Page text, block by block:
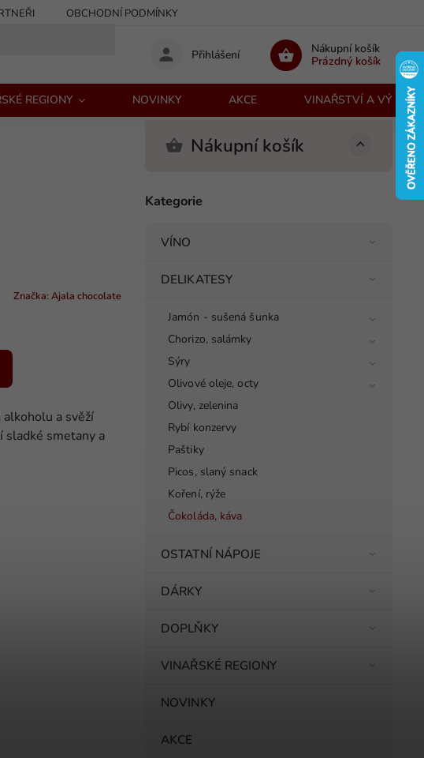
OBCHODNÍ PODMÍNKY
Nákupní košík
Prázdný košík
Přihlášení
REGIONY NOVINKY AKCE VINAŘSTVÍ A
Nákupní košík
Kategorie
VÍNO
DELIKATESY
Jamón - sušená šunka
Chorizo, salámky
Sýry
Olivové oleje, octy
Olivy, zelenina
Rybí konzervy
Paštiky
Picos, slaný snack
Koření, rýže
Čokoláda, káva
OSTATNÍ NÁPOJE
DÁRKY
DOPLŇKY
VINAŘSKÉ REGIONY
NOVINKY
AKCE
Značka: Ajala chocolate
a svěží
smetany a